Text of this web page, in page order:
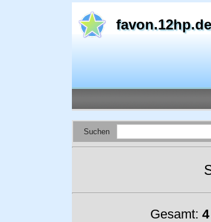
favon.12hp.de
Suchen
Gesamt: 4